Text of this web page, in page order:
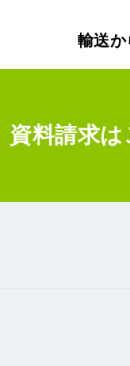
輸送
資料請求は